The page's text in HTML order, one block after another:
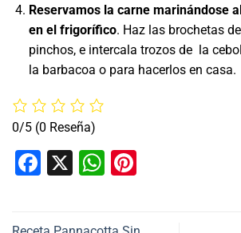
Reservamos la carne marinándose
en el frigorífico. Haz las brochetas
pinchos, e intercala trozos de la
la barbacoa o para hacerlos en casa.
0/5 (0 Reseña)
Facebook
X WhatsApp